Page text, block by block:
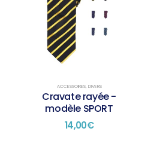
ACCESSOIRES, DIVERS
Cravate rayée -
modèle SPORT
14,00€